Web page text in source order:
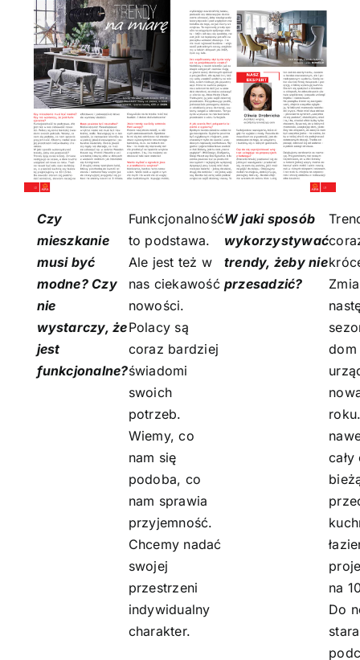
Czy
mieszkanie
musi być
modne? Czy
nie
wystarczy, że
jest
funkcjonalne?
Funkcjonalność
to podstawa.
Ale jest też w
nas ciekawość
nowości.
Polacy są
coraz bardziej
świadomi
swoich
potrzeb.
Wiemy, co
nam się
podoba, co
nam sprawia
przyjemność.
Chcemy nadać
swojej
przestrzeni
indywidualny
charakter.
W jaki sposób
wykorzystywać
trendy, żeby nie
przesadzić?
dom
na
Do